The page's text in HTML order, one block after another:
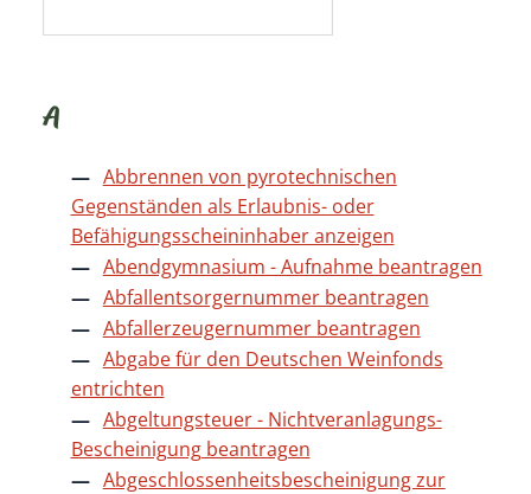
A
Abbrennen von pyrotechnischen
Gegenständen als Erlaubnis- oder
Befähigungsscheininhaber anzeigen
Abendgymnasium - Aufnahme beantragen
Abfallentsorgernummer beantragen
Abfallerzeugernummer beantragen
Abgabe für den Deutschen Weinfonds
entrichten
Abgeltungsteuer - Nichtveranlagungs-
Bescheinigung beantragen
Abgeschlossenheitsbescheinigung zur